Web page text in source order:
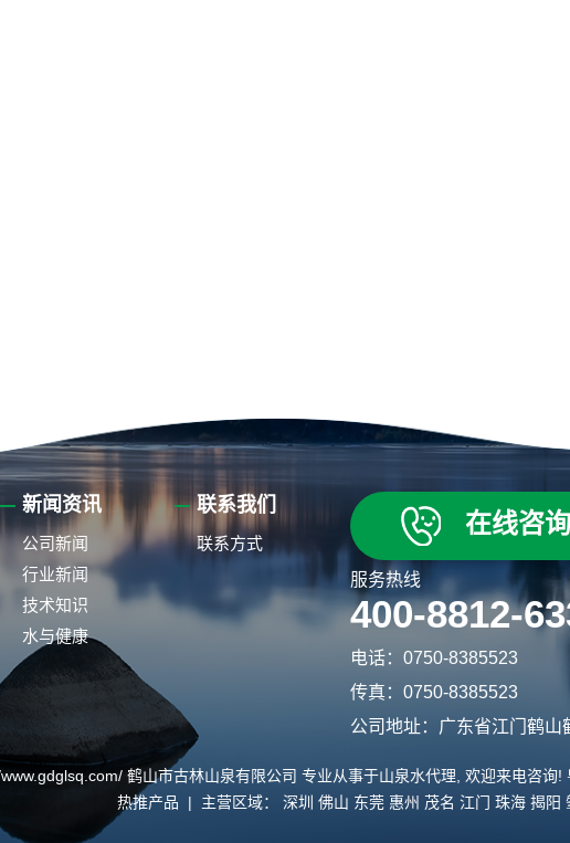
新闻资讯
公司新闻
行业新闻
技术知识
水与健康
联系我们
联系方式
在线咨询
服务热线
400-8812-
电话：0750-8385523
传真：0750-8385523
公司地址：广东省江门鹤
鹤山市古林山泉有限公司 专业从事于山泉水代理 , 欢迎来电咨询!
热推产品 | 主营区域： 深圳 佛山 东莞 惠州 茂名 江门 珠海 揭阳